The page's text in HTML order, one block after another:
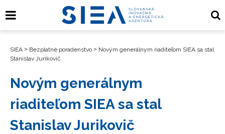
SIEA > Bezplatné poradenstvo > Novým generálnym riaditeľom SIEA sa stal
Stanislav Jurikovič
Novým generálnym
riaditeľom SIEA sa stal
Stanislav Jurikovič